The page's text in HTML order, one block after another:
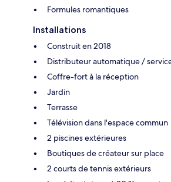
Formules romantiques
Installations
Construit en 2018
Distributeur automatique /
Coffre-fort à la réception
Jardin
Terrasse
Télévision dans l'espace commun
2 piscines extérieures
Boutiques de créateur sur place
2 courts de tennis extérieurs